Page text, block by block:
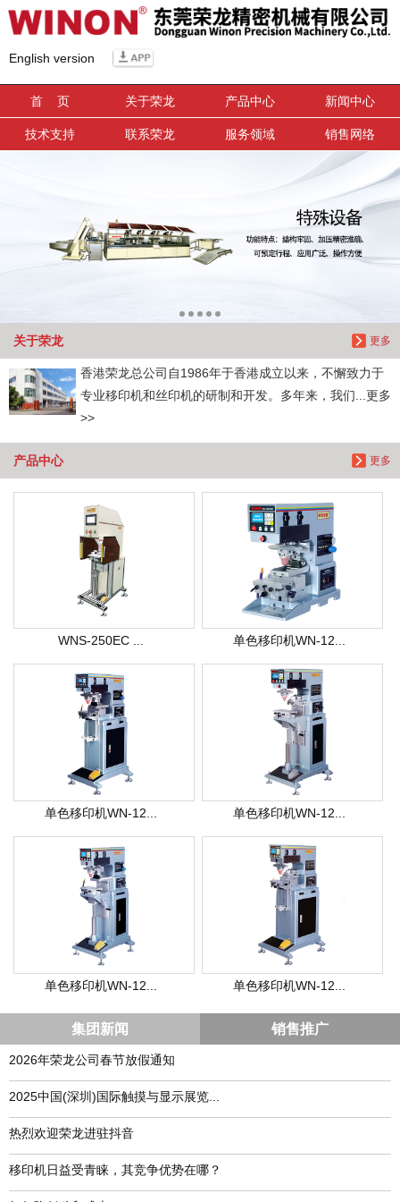
English version
首 页 关于荣龙 产品中心 新闻中心
技术支持 联系荣龙 服务领域 销售网络
更多
关于荣龙
香港荣龙总公司自1986年于香港成立以来，不懈致力于
专业移印机和丝印机的研制和开发。多年来，我们...更多
>>
更多
产品中心
WNS-250EC ... 单色移印机WN-12...
单色移印机WN-12... 单色移印机WN-12...
单色移印机WN-12... 单色移印机WN-12...
集团新闻 销售推广
2026年荣龙公司春节放假通知
​2025中国(深圳)国际触摸与显示展览...
热烈欢迎荣龙进驻抖音
移印机日益受青睐，其竞争优势在哪？
信息搜索
搜索